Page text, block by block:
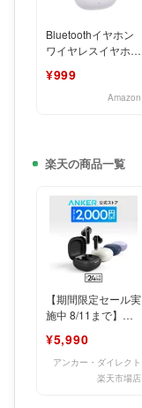
Bluetoothイヤホン
ワイヤレスイヤホン
間再生
¥999
Amazon
楽天の商品一覧
【期間限定セール実
施中 8/11まで】
P40i
¥5,990
アンカー・ダイレクト
楽天市場店